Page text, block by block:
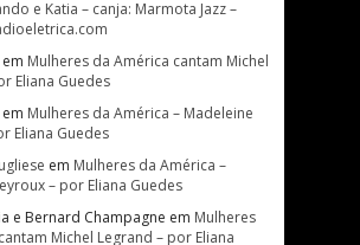
e Katia – canja: Marmota Jazz –
em Mulheres da América cantam Michel
Eliana Guedes
em Mulheres da América – Madeleine
Eliana Guedes
em Mulheres da América –
– por Eliana Guedes
e Bernard Champagne em Mulheres
Michel Legrand – por Eliana